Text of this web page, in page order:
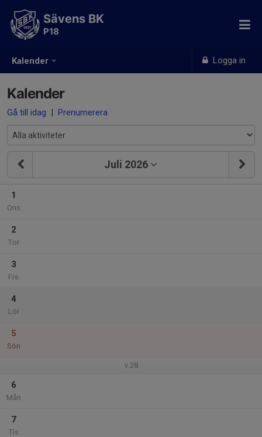
Kalender Logga in
Sävens BK
P18
Kalender
Gå till idag | Prenumerera
Juli 2026
1
Ons
2
Tor
3
Fre
4
Lör
5
Sön
v.28
6
Mån
7
Tis